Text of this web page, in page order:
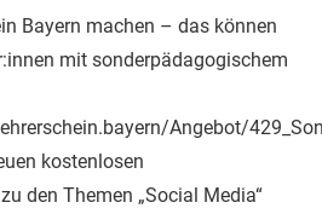
Bayern machen – das können
mit sonderpädagogischem
Angebot/
kostenlosen
den Themen „Social Media“